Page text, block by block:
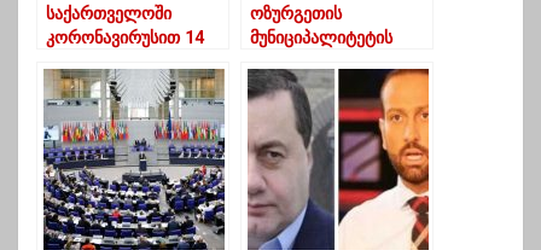
საქართველოში
კორონავირუსით 14
გარდაიცვალა
ოზურგეთის
მუნიციპალიტეტის
„ბლუბერის“ კუთვნილ
ლურჯი მოცვის
პლანტაციაში გურიის
რეგიონის
ფერმერებთან
შეხვედრა გაიმართა